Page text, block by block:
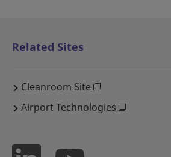
Related Sites
Cleanroom Site
Airport Technologies